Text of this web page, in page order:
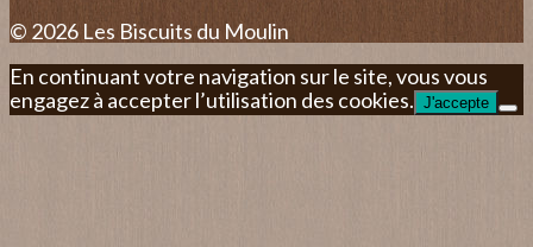
© 2026 Les Biscuits du Moulin
En continuant votre navigation sur le site, vous vous
engagez à accepter l’utilisation des cookies. J'accepte